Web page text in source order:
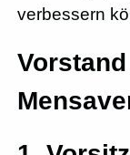
verbessern